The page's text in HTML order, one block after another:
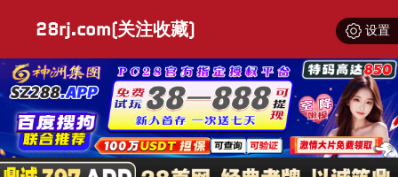
设置
28rj.com(关注收藏)